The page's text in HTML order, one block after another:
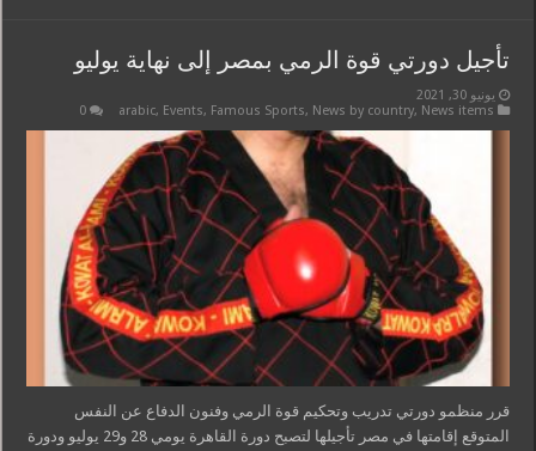
تأجيل دورتي قوة الرمي بمصر إلى نهاية يوليو
يونيو 30, 2021
arabic, Events, Famous Sports, News by country, News items
0
قرر منظمو دورتي تدريب وتحكيم قوة الرمي وفنون الدفاع عن النفس
المتوقع إقامتها في مصر تأجيلها لتصبح دورة القاهرة يومي 28 و29 يوليو ودورة